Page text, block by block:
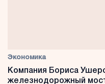
Экономика
Компания Бориса
железнодорожный